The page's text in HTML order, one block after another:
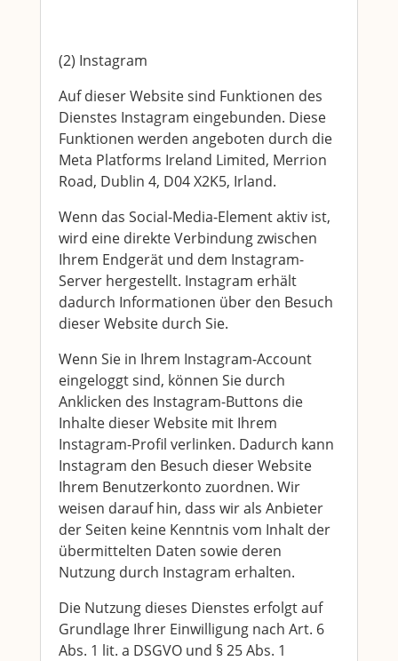
(2) Instagram
Auf dieser Website sind Funktionen des
Dienstes Instagram eingebunden. Diese
Funktionen werden angeboten durch die
Meta Platforms Ireland Limited, Merrion
Road, Dublin 4, D04 X2K5, Irland.
Wenn das Social-Media-Element aktiv ist,
wird eine direkte Verbindung zwischen
Ihrem Endgerät und dem Instagram-
Server hergestellt. Instagram erhält
dadurch Informationen über den Besuch
dieser Website durch Sie.
Wenn Sie in Ihrem Instagram-Account
eingeloggt sind, können Sie durch
Anklicken des Instagram-Buttons die
Inhalte dieser Website mit Ihrem
Instagram-Profil verlinken. Dadurch kann
Instagram den Besuch dieser Website
Ihrem Benutzerkonto zuordnen. Wir
weisen darauf hin, dass wir als Anbieter
der Seiten keine Kenntnis vom Inhalt der
übermittelten Daten sowie deren
Nutzung durch Instagram erhalten.
Die Nutzung dieses Dienstes erfolgt auf
Grundlage Ihrer Einwilligung nach Art. 6
Abs. 1 lit. a DSGVO und § 25 Abs. 1